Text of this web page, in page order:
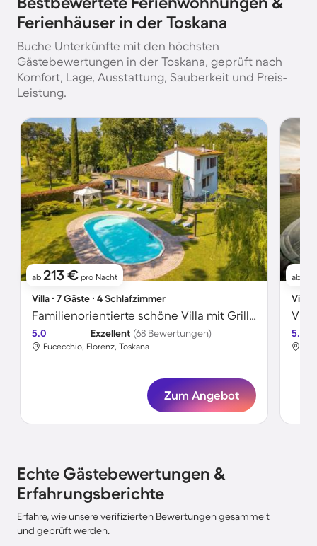
Ferienhäuser in der Toskana
Buche Unterkünfte mit den höchsten
Gästebewertungen in der Toskana, geprüft nach
Komfort, Lage, Ausstattung, Sauberkeit und Preis-
Leistung.
ab 213 € pro Nacht
Villa ∙ 7 Gäste ∙ 4 Schlafzimmer
Familienorientierte schöne Villa mit Grill, Terrasse und privatem Pool
5.0 Exzellent (68 Bewertungen)
Fucecchio, Florenz, Toskana
Zum Angebot
ab
Villa
5.0
Echte Gästebewertungen &
Erfahrungsberichte
Erfahre, wie unsere verifizierten Bewertungen gesammelt
und geprüft werden.